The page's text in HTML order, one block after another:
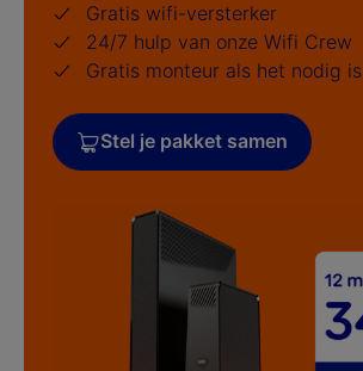
Gratis wifi-versterker
24/7 hulp van onze Wifi Crew
Gratis monteur als het nodig is
Stel je pakket samen